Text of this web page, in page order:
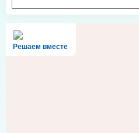
Решаем вместе